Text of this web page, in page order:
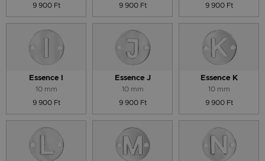
9 900 Ft
9 900 Ft
9 900 Ft
Essence I
10 mm
9 900 Ft
Essence J
10 mm
9 900 Ft
Essence K
10 mm
9 900 Ft